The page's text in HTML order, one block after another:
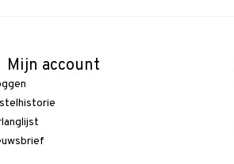
Mijn account